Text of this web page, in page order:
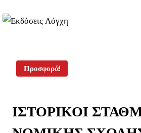
to
Προσφορά!
ΙΣΤΟΡΙΚΟΙ